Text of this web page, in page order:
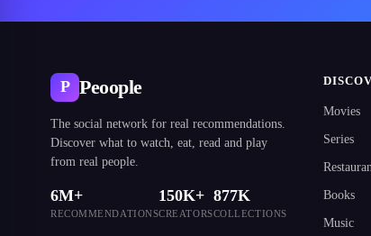
P Peoople
The social network for real recommendations.
Discover what to watch, eat, read and play
from real people.
6M+
RECOMMENDATIONS
150K+
CREATORS
877K
COLLECTIONS
Movies
Series
Books
Music